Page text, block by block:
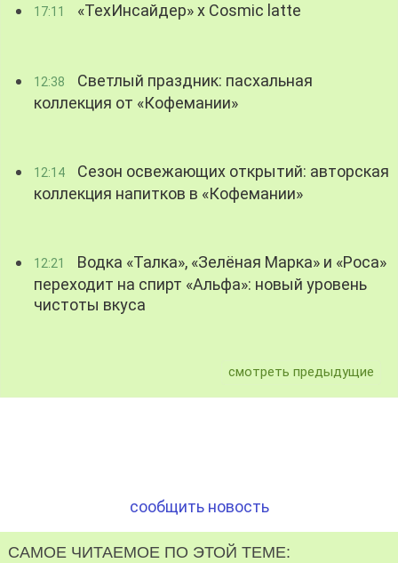
17:11 «ТехИнсайдер» х Cosmic latte
12:38
Светлый праздник: пасхальная
коллекция от «Кофемании»
12:14
Сезон освежающих открытий: авторская
коллекция напитков в «Кофемании»
12:21
Водка «Талка», «Зелёная Марка» и «Роса»
переходит на спирт «Альфа»: новый уровень
чистоты вкуса
смотреть предыдущие
сообщить новость
САМОЕ ЧИТАЕМОЕ ПО ЭТОЙ ТЕМЕ: